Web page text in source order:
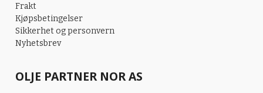
Frakt
Kjøpsbetingelser
Sikkerhet og personvern
Nyhetsbrev
OLJE PARTNER NOR AS